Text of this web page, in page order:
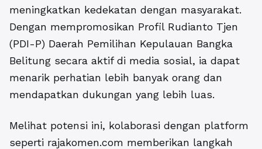
meningkatkan kedekatan dengan masyarakat.
Dengan mempromosikan Profil Rudianto Tjen
(PDI-P) Daerah Pemilihan Kepulauan Bangka
Belitung secara aktif di media sosial, ia dapat
menarik perhatian lebih banyak orang dan
mendapatkan dukungan yang lebih luas.
Melihat potensi ini, kolaborasi dengan platform
seperti rajakomen.com memberikan langkah